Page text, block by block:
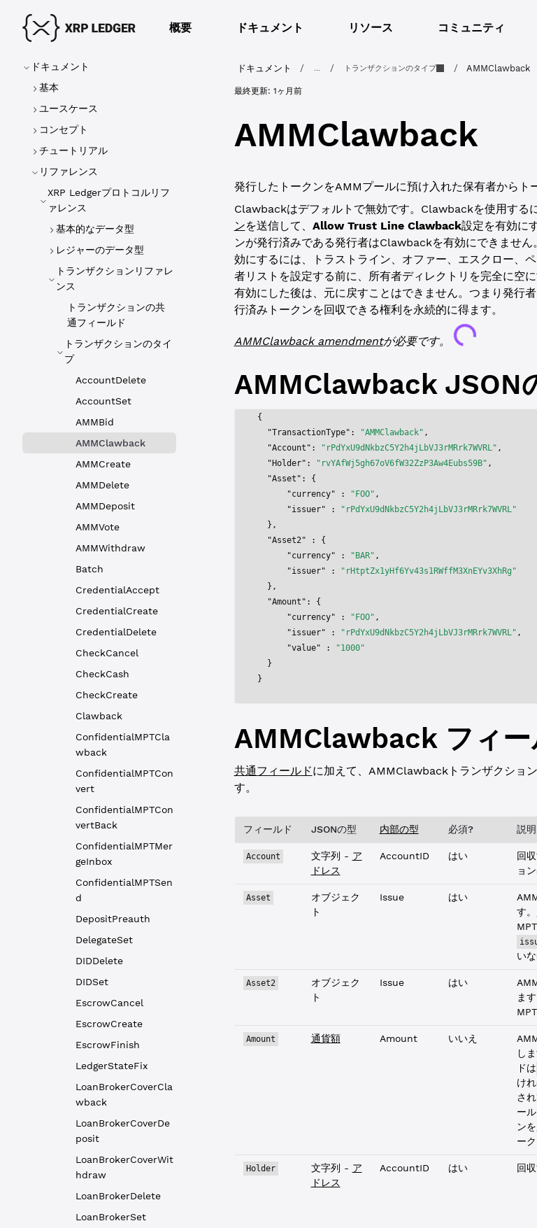
概要 ドキュメント リソース コミュニティ
ドキュメント
基本
ユースケース
コンセプト
チュートリアル
リファレンス
XRP Ledgerプロトコルリフ
ァレンス
基本的なデータ型
レジャーのデータ型
トランザクションリファレ
ンス
トランザクションの共
通フィールド
トランザクションのタイ
プ
AccountDelete
AccountSet
AMMBid
AMMClawback
AMMCreate
AMMDelete
AMMDeposit
AMMVote
AMMWithdraw
Batch
CredentialAccept
CredentialCreate
CredentialDelete
CheckCancel
CheckCash
CheckCreate
Clawback
ConfidentialMPTCla
wback
ConfidentialMPTCon
vert
ConfidentialMPTCon
vertBack
ConfidentialMPTMer
geInbox
ConfidentialMPTSen
d
DepositPreauth
DelegateSet
DIDDelete
DIDSet
EscrowCancel
EscrowCreate
EscrowFinish
LedgerStateFix
LoanBrokerCoverCla
wback
LoanBrokerCoverDe
posit
LoanBrokerCoverWit
hdraw
LoanBrokerDelete
LoanBrokerSet
ドキュメント / / トランザクションのタイプ / AMMClawback
最終更新: 1ヶ月前
AMMClawback
発行したトークンをAMMプールに預け入れた保有者からト
Clawbackはデフォルトで無効です。Clawbackを使用するに
ンを送信して、 Allow Trust Line Clawback設定を有効に
ンが発行済みである発行者はClawbackを有効にできません。
効にするには、トラストライン、オファー、エスクロー、
者リストを設定する前に、所有者ディレクトリを完全に空
有効にした後は、元に戻すことはできません。つまり発行
行済みトークンを回収できる権利を永続的に得ます。
AMMClawbackamendmentが必要です。 Loading...
AMMClawbackJSON
{
  "TransactionType"
: "AMMClawback" ,
  "Account"
: "rPdYxU9dNkbzC5Y2h4jLbVJ3rMRrk7WVRL" ,
  "Holder"
: "rvYAfWj5gh67oV6fW32ZzP3Aw4Eubs59B" ,
  "Asset"
: {
      "currency"
: "FOO" ,
      "issuer"
:
"rPdYxU9dNkbzC5Y2h4jLbVJ3rMRrk7WVRL"
  },
  "Asset2"
: {
      "currency"
: "BAR" ,
      "issuer"
:
"rHtptZx1yHf6Yv43s1RWffM3XnEYv3XhRg"
  },
  "Amount"
: {
      "currency"
: "FOO" ,
      "issuer"
: "rPdYxU9dNkbzC5Y2h4jLbVJ3rMRrk7WVRL" ,
      "value"
:
"1000"
  }
}
AMMClawbackフィー
共通フィールドに加えて、 AMMClawbackトランザクショ
す。
フィールド JSONの型 内部の型 必須? 説明
Account 文字列 - ア
ドレス
AccountID はい
回
ョ
Asset
オブジェク
ト
Issue はい
す
い
Asset2
オブジェク
ト
Issue はい
ま
Amount 通貨額 Amount いいえ
しま
ドは
け
さ
ー
ン
ー
Holder 文字列 - ア
ドレス
AccountID はい 回